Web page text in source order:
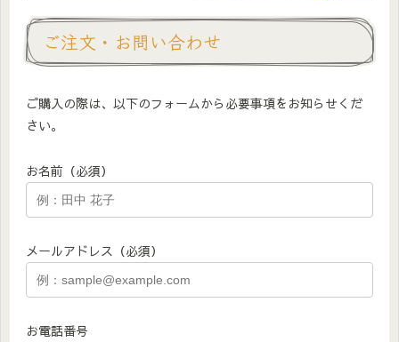
ご注文・お問い合わせ
ご購入の際は、以下のフォームから必要事項をお知らせくだ
さい。
お名前（必須）
メールアドレス（必須）
お電話番号